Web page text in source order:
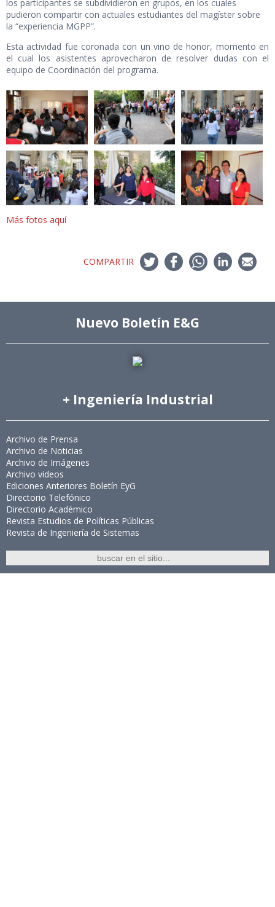
los participantes se subdividieron en grupos, en los cuales
pudieron compartir con actuales estudiantes del magíster sobre
la “experiencia MGPP”.
Esta actividad fue coronada con un vino de honor, momento en
el cual los asistentes aprovecharon de resolver dudas con el
equipo de Coordinación del programa.
Más fotos aquí
COMPARTIR
Nuevo Boletín E&G
+ Ingeniería Industrial
Archivo de Prensa
Archivo de Noticias
Archivo de Imágenes
Archivo videos
Ediciones Anteriores Boletín EyG
Directorio Telefónico
Directorio Académico
Revista Estudios de Políticas Públicas
Revista de Ingeniería de Sistemas